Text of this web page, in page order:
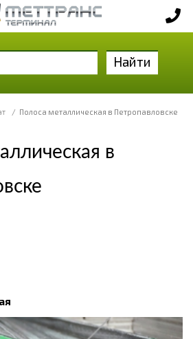
Найти
/ Полоса металлическая в Петропавловске
в